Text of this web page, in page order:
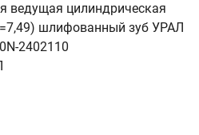
ведущая цилиндрическая
шлифованный зуб УРАЛ
2402110